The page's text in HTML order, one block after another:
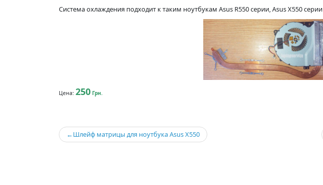
Система охлаждения подходит к таким ноутбукам Asus R550 серии, Asus X550 серии
Цена: 250 Грн.
Навигация
Шлейф матрицы для ноутбука Asus X550